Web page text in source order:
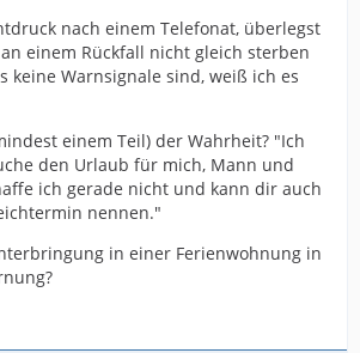
nach einem Telefonat, überlegst
einem Rückfall nicht gleich sterben
keine Warnsignale sind, weiß ich es
einem Teil) der Wahrheit? "Ich
den Urlaub für mich, Mann und
ich gerade nicht und kann dir auch
nennen."
in einer Ferienwohnung in